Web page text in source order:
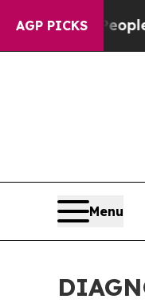
AGP PICKS
“People Are
Menu